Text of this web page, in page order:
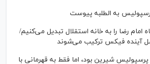
به الطلبه پیوست
امام رضا را به خانه استقلال تبدیل می‌کنیم/
پرسپولیس شیرین بود، اما فقط به قهرمانی با